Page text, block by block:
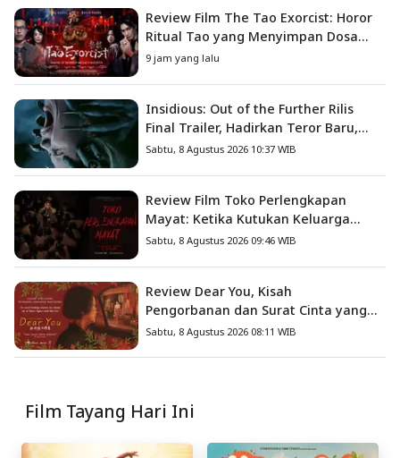
Review Film The Tao Exorcist: Horor
Ritual Tao yang Menyimpan Dosa
Masa Lalu
9 jam yang lalu
Insidious: Out of the Further Rilis
Final Trailer, Hadirkan Teror Baru,
Iblis Kini Masuk ke Dunia Manusia
Sabtu, 8 Agustus 2026 10:37 WIB
Review Film Toko Perlengkapan
Mayat: Ketika Kutukan Keluarga
Menjadi Sumber Teror yang
Sabtu, 8 Agustus 2026 09:46 WIB
Review Dear You, Kisah
Pengorbanan dan Surat Cinta yang
Menyentuh Hati
Sabtu, 8 Agustus 2026 08:11 WIB
Film Tayang Hari Ini